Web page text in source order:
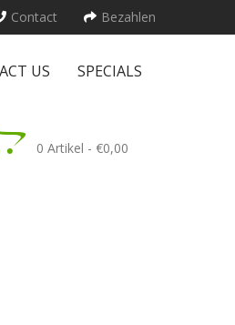
Contact Bezahlen
US SPECIALS
0 Artikel - €0,00